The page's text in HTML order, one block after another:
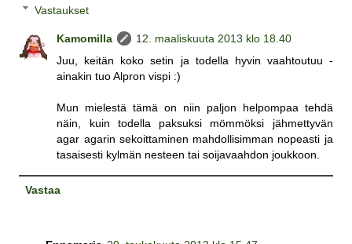
Vastaukset
Kamomilla
12. maaliskuuta 2013 klo 18.40
Juu, keitän koko setin ja todella hyvin vaahtoutuu -
ainakin tuo Alpron vispi :)
Mun mielestä tämä on niin paljon helpompaa tehdä
näin, kuin todella paksuksi mömmöksi jähmettyvän
agar agarin sekoittaminen mahdollisimman nopeasti ja
tasaisesti kylmän nesteen tai soijavaahdon joukkoon.
Vastaa